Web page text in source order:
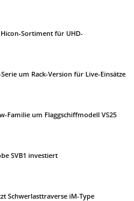
Sortiment für UHD-
um Rack-Version für Live-Einsätze
Familie um Flaggschiffmodell VS25
SVB1 investiert
Schwerlasttraverse iM-Type